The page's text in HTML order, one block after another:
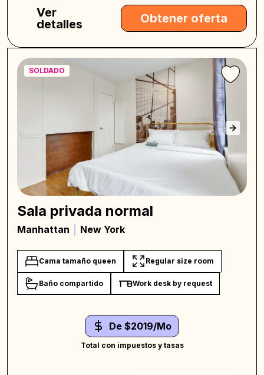
Ver
detalles
Obtener oferta
SOLDADO
Sala privada normal
Manhattan New York
Cama tamaño queen Regular size room
Baño compartido Work desk by request
De $2019/Mo
Total con impuestos y tasas